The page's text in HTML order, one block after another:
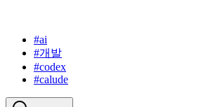
#ai
#개발
#codex
#calude